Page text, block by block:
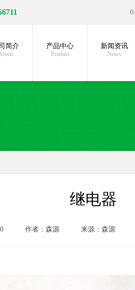
简介 产品中心
Product
新闻资讯
News
继电器
作者：森源 来源：森源